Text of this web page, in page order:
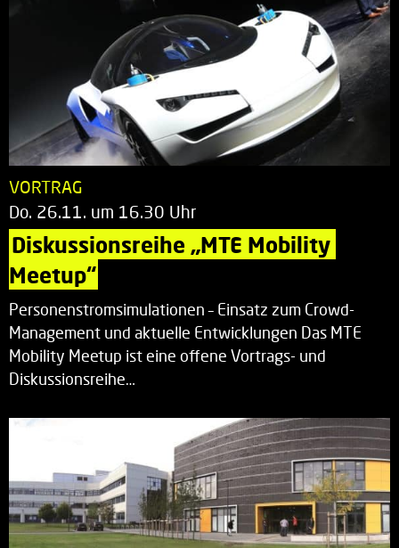
VORTRAG
Do. 26.11. um 16.30 Uhr
Diskussionsreihe „MTE Mobility
Meetup“
Personenstromsimulationen – Einsatz zum Crowd-
Management und aktuelle Entwicklungen Das MTE
Mobility Meetup ist eine offene Vortrags- und
Diskussionsreihe…